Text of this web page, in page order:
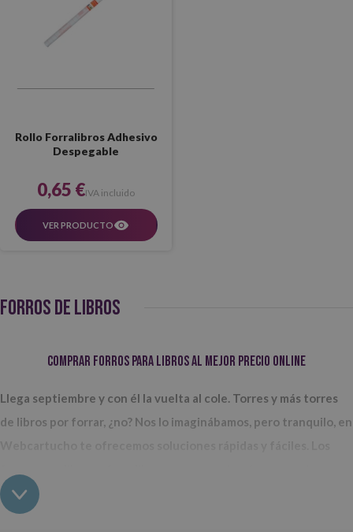
Rollo Forralibros Adhesivo
Despegable
0,65 €IVA incluido
VER PRODUCTO
FORROS DE LIBROS
Comprar forros para libros al mejor precio online
Llega septiembre y con él la vuelta al cole. Torres y más torres
de libros por forrar, ¿no? Nos lo imaginábamos, pero tranquilo, en
tienda online vienen todos en formato de rollo
utilizando en función de cuánto necesitas en cada momento. Los